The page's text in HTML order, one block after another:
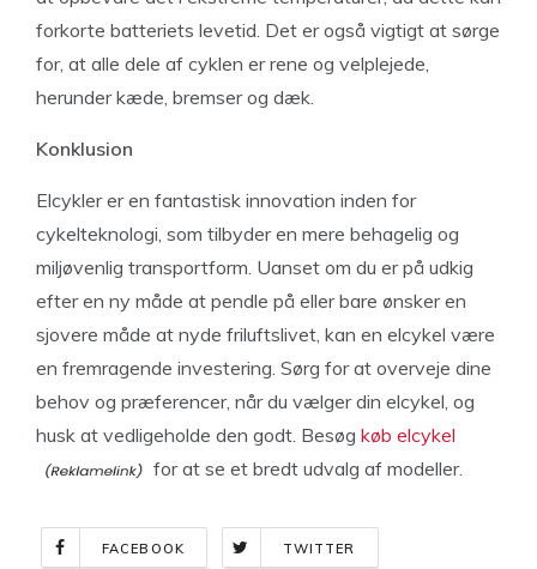
forkorte batteriets levetid. Det er også vigtigt at sørge
for, at alle dele af cyklen er rene og velplejede,
herunder kæde, bremser og dæk.
Konklusion
Elcykler er en fantastisk innovation inden for
cykelteknologi, som tilbyder en mere behagelig og
miljøvenlig transportform. Uanset om du er på udkig
efter en ny måde at pendle på eller bare ønsker en
sjovere måde at nyde friluftslivet, kan en elcykel være
en fremragende investering. Sørg for at overveje dine
behov og præferencer, når du vælger din elcykel, og
husk at vedligeholde den godt. Besøg køb elcykel
for at se et bredt udvalg af modeller.
FACEBOOK TWITTER